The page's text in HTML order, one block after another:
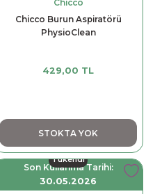
Chicco
Chicco Burun Aspiratörü
PhysioClean
429,00 TL
STOKTA YOK
Tükendi
Son Kullanma Tarihi:
30.05.2026